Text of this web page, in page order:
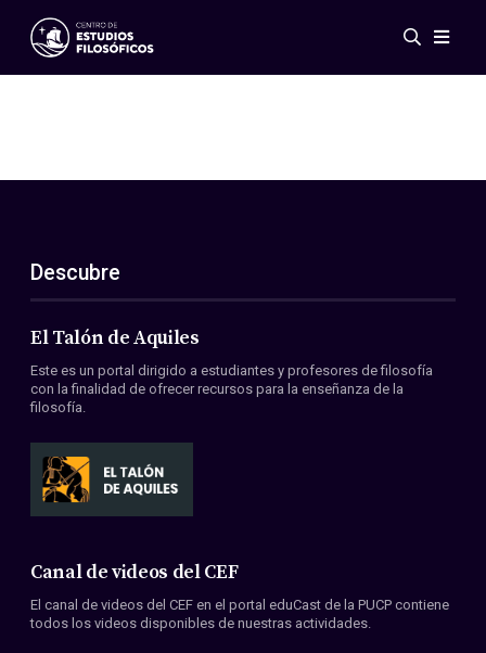
Eventos
ES
EN
Acerca de nosotros
Miembros
Convenios
Descubre
El Talón de Aquiles
Este es un portal dirigido a estudiantes y profesores de filosofía
con la finalidad de ofrecer recursos para la enseñanza de la
filosofía.
Canal de videos del CEF
El canal de videos del CEF en el portal eduCast de la PUCP contiene
todos los videos disponibles de nuestras actividades.